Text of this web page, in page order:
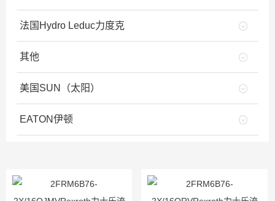
法国Hydro Leduc力度克
其他
美国SUN（太阳）
EATON伊顿